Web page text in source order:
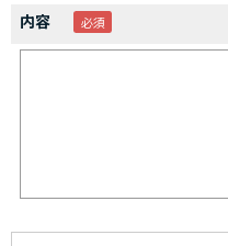
内容